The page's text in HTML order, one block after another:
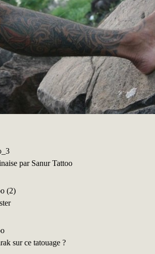
par Sanur Tattoo
sur ce tatouage ?